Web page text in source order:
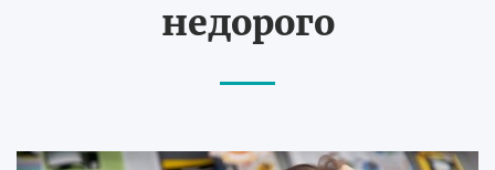
недорого